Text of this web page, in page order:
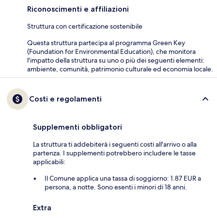
Riconoscimenti e affiliazioni
Struttura con certificazione sostenibile
Questa struttura partecipa al programma Green Key
(Foundation for Environmental Education), che monitora
l'impatto della struttura su uno o più dei seguenti elementi:
ambiente, comunità, patrimonio culturale ed economia locale.
Costi e regolamenti
Supplementi obbligatori
La struttura ti addebiterà i seguenti costi all'arrivo o alla
partenza. I supplementi potrebbero includere le tasse
applicabili:
Il Comune applica una tassa di soggiorno: 1.87 EUR a
persona, a notte. Sono esenti i minori di 18 anni.
Extra